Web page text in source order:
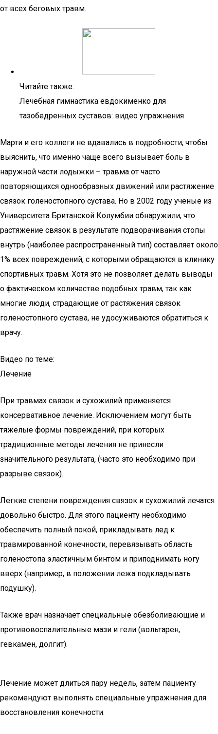
от всех беговых травм.
Читайте также:
Лечебная гимнастика евдокименко для
тазобедренных суставов: видео упражнения
Марти и его коллеги не вдавались в подробности, чтобы
выяснить, что именно чаще всего вызывает боль в
наружной части лодыжки – травма от часто
повторяющихся однообразных движений или растяжение
связок голеностопного сустава. Но в 2002 году ученые из
Университета Британской Колумбии обнаружили, что
растяжение связок в результате подворачивания стопы
внутрь (наиболее распространенный тип) составляет около
1% всех повреждений, с которыми обращаются в клинику
спортивных травм. Хотя это не позволяет делать выводы
о фактическом количестве подобных травм, так как
многие люди, страдающие от растяжения связок
голеностопного сустава, не удосуживаются обратиться к
врачу.
Видео по теме:
Лечение
При травмах связок и сухожилий применяется
консервативное лечение. Исключением могут быть
тяжелые формы повреждений, при которых
традиционные методы лечения не принесли
значительного результата, (часто это необходимо при
разрыве связок).
Легкие степени повреждения связок и сухожилий лечатся
довольно быстро. Для этого пациенту необходимо
обеспечить полный покой, прикладывать лед к
травмированной конечности, перевязывать область
голеностопа эластичным бинтом и приподнимать ногу
вверх (например, в положении лежа подкладывать
подушку).
Также врач назначает специальные обезболивающие и
противовоспалительные мази и гели (вольтарен,
гевкамен, долгит).
Лечение может длиться пару недель, затем пациенту
рекомендуют выполнять специальные упражнения для
восстановления конечности.